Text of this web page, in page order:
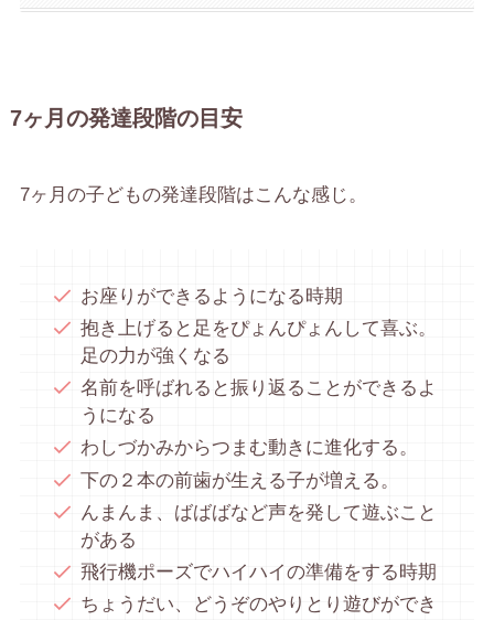
7ヶ月の発達段階の目安
7ヶ月の子どもの発達段階はこんな感じ。
お座りができるようになる時期
抱き上げると足をぴょんぴょんして喜ぶ。
足の力が強くなる
名前を呼ばれると振り返ることができるよ
うになる
わしづかみからつまむ動きに進化する。
下の２本の前歯が生える子が増える。
んまんま、ばばばなど声を発して遊ぶこと
がある
飛行機ポーズでハイハイの準備をする時期
ちょうだい、どうぞのやりとり遊びができ